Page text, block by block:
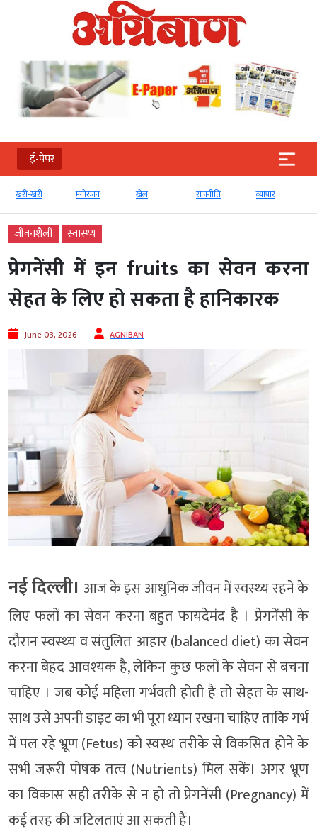
ई-पेपर
खरी-खरी मनोरंजन खेल राजनीति व्‍यापार
जीवनशैली स्‍वास्‍थ्‍य
प्रेगनेंसी में इन fruits का सेवन करना
सेहत के लिए हो सकता है हानिकारक
June 03, 2026 AGNIBAN
नई दिल्ली। आज के इस आधुनिक जीवन में स्‍वस्‍थ्‍य रहने के
लिए फलों का सेवन करना बहुत फायदेमंद है । प्रेगनेंसी के
दौरान स्‍वस्‍थ्‍य व संतुलित आहार (balanced diet) का सेवन
करना बेहद आवश्‍यक है, लेकिन कुछ फलों केे सेवन से बचना
चाहिए । जब कोई महिला गर्भवती होती है तो सेहत के साथ-
साथ उसे अपनी डाइट का भी पूरा ध्यान रखना चाहिए ताकि गर्भ
में पल रहे भ्रूण (Fetus) को स्वस्थ तरीके से विकसित होने के
सभी जरूरी पोषक तत्व (Nutrients) मिल सकें। अगर भ्रूण
का विकास सही तरीके से न हो तो प्रेगनेंसी (Pregnancy) में
कई तरह की जटिलताएं आ सकती हैं।